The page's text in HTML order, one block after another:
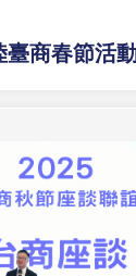
商春節活